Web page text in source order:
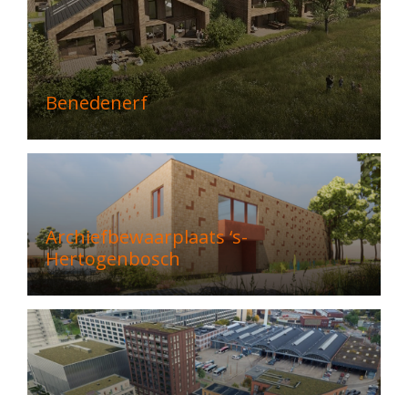
Benedenerf
Archiefbewaarplaats ‘s-
Hertogenbosch